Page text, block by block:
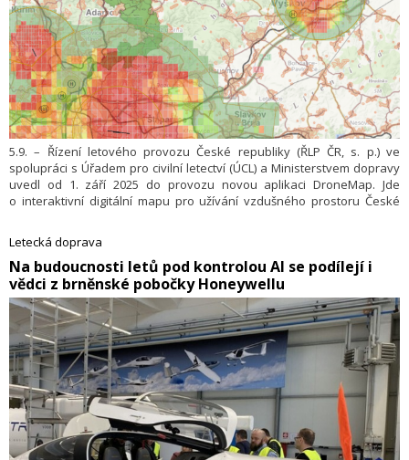
5.9. – Řízení letového provozu České republiky (ŘLP ČR, s. p.) ve
spolupráci s Úřadem pro civilní letectví (ÚCL) a Ministerstvem dopravy
uvedl od 1. září 2025 do provozu novou aplikaci DroneMap. Jde
o interaktivní digitální mapu pro užívání vzdušného prostoru České
oficiálním veřejným informačním systémem zobrazujícím v České
republice závazně vymezené zeměpisné zóny se zákazy nebo
dodatečnými podmínkami pro létání dronů. DroneMap současně plně
nahrazuje dřívější nástroj DronView.
Letecká doprava
​Na budoucnosti letů pod kontrolou AI se podílejí i
vědci z brněnské pobočky Honeywellu